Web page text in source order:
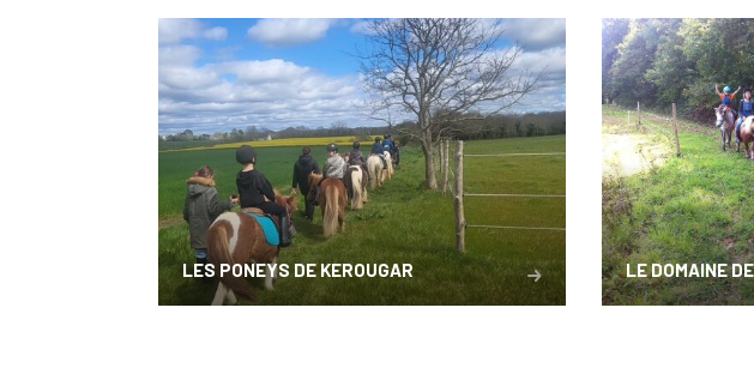
LES PONEYS DE KEROUGAR LE DOMAINE